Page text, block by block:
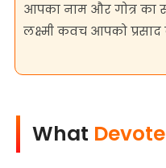
आपका नाम और गोत्र का
लक्ष्मी कवच आपको प्रसाद
What